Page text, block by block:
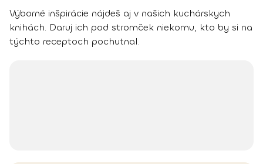
Výborné inšpirácie nájdeš aj v našich kuchárskych
knihách. Daruj ich pod stromček niekomu, kto by si na
týchto receptoch pochutnal.